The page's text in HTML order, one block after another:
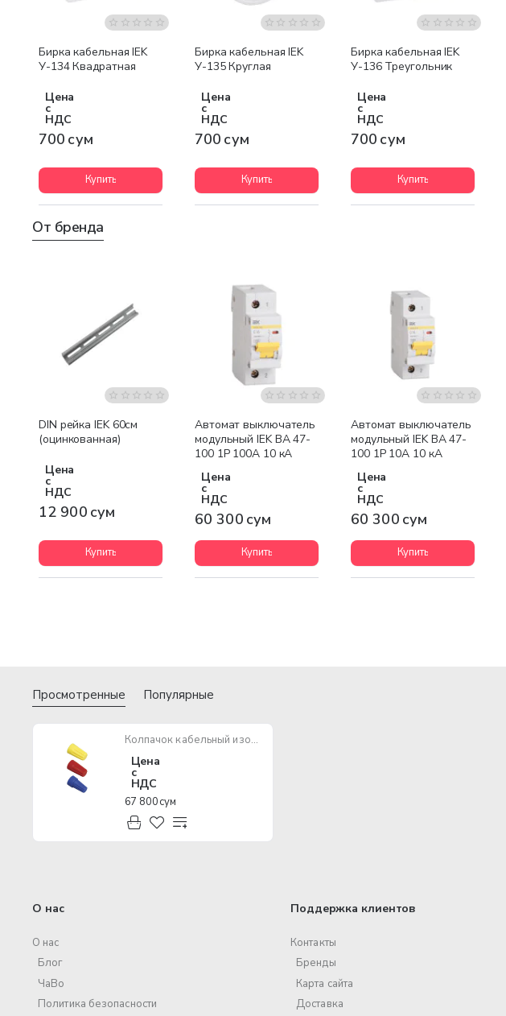
Бирка кабельная IEK
У-134 Квадратная
Цена
с
НДС
700 сум
Купить
Бирка кабельная IEK
У-135 Круглая
Цена
с
НДС
700 сум
Купить
Бирка кабельная IEK
У-136 Треугольник
Цена
с
НДС
700 сум
Купить
От бренда
DIN рейка IEK 60см
(оцинкованная)
Цена
с
НДС
12 900 сум
Купить
Автомат выключатель
модульный IEK ВА 47-
100 1P 100А 10 кА
Цена
с
НДС
60 300 сум
Купить
Автомат выключатель
модульный IEK ВА 47-
100 1P 10А 10 кА
Цена
с
НДС
60 300 сум
Купить
Просмотренные Популярные
Колпачок кабельный изолирующий IEK СИЗ-1 2,5-4,5 (100 шт)
Цена
с
НДС
67 800 сум
О нас
О нас
Блог
ЧаВо
Политика безопасности
Поддержка клиентов
Контакты
Бренды
Карта сайта
Доставка